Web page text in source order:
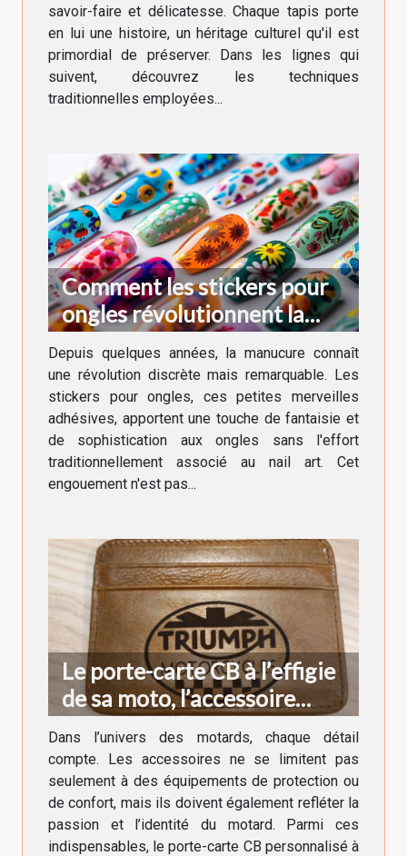
savoir-faire et délicatesse. Chaque tapis porte
en lui une histoire, un héritage culturel qu'il est
primordial de préserver. Dans les lignes qui
suivent, découvrez les techniques
traditionnelles employées...
Comment les stickers pour
ongles révolutionnent la
manucure moderne
Depuis quelques années, la manucure connaît
une révolution discrète mais remarquable. Les
stickers pour ongles, ces petites merveilles
adhésives, apportent une touche de fantaisie et
de sophistication aux ongles sans l'effort
traditionnellement associé au nail art. Cet
engouement n'est pas...
Le porte-carte CB à l’effigie
de sa moto, l’accessoire
indispensable du motard
Dans l’univers des motards, chaque détail
compte. Les accessoires ne se limitent pas
seulement à des équipements de protection ou
de confort, mais ils doivent également refléter la
passion et l’identité du motard. Parmi ces
indispensables, le porte-carte CB personnalisé à